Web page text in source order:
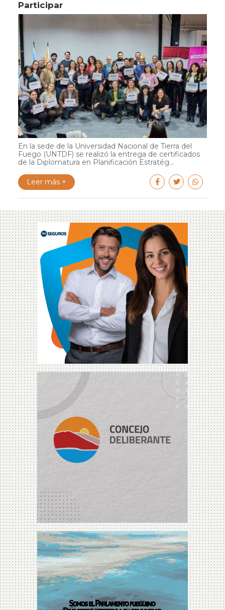
Participar
En la sede de la Universidad Nacional de Tierra del
Fuego (UNTDF) se realizó la entrega de certificados
de la Diplomatura en Planificación Estratég...
Leer más +